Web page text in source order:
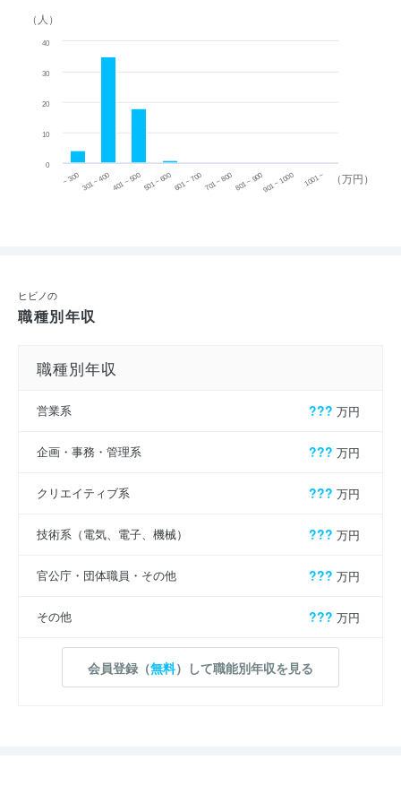
（万円）
（人）
~ 300 301 ~ 400 401 ~ 500501 ~ 600601 ~ 700701 ~ 800801 ~ 900901 ~ 1000 1001 ~
0
10
20
30
40
ヒビノの
職種別年収
職種別年収
営業系 ??? 万円
企画・事務・管理系 ??? 万円
クリエイティブ系 ??? 万円
技術系（電気、電子、機械） ??? 万円
官公庁・団体職員・その他 ??? 万円
その他 ??? 万円
会員登録（無料）して職能別年収を見る